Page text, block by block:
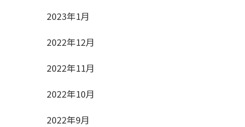
2023年1月
2022年12月
2022年11月
2022年10月
2022年9月